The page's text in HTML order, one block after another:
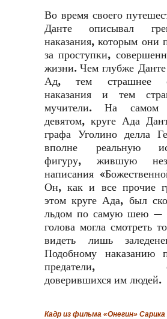
Во время своего
Данте описывал
наказания, которым они
за проступки,
жизни. Чем глубже Данте
Ад, тем страшнее
наказания и тем
мучители. На самом
девятом, круге Ада
графа Уголино делла
вполне реальную
фигуру, жившую
написания
Он, как и все прочие
этом круге Ада, был
льдом по самую шею —
голова могла смотреть
видеть лишь
Подобному наказанию
предатели,
доверившихся им людей.
Кадр из фильма «Онегин»